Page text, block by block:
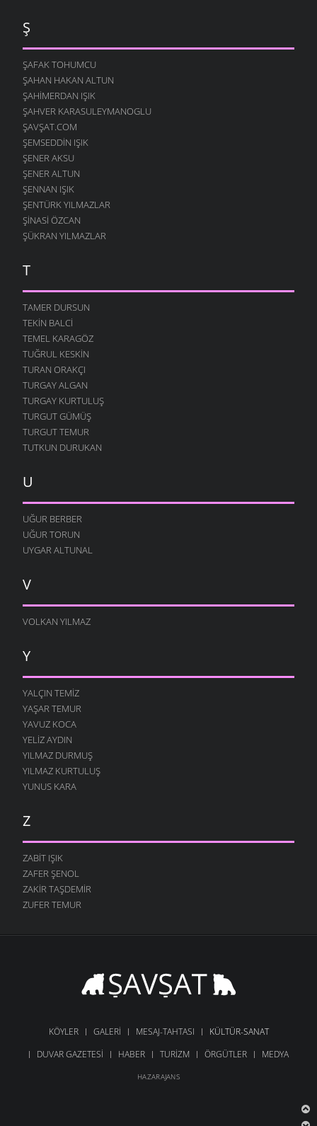
Ş
ŞAFAK TOHUMCU
ŞAHAN HAKAN ALTUN
ŞAHIMERDAN IŞIK
ŞAHVER KARASULEYMANOGLU
ŞAVŞAT.COM
ŞEMSEDDIN IŞIK
ŞENER AKSU
ŞENER ALTUN
ŞENNAN IŞIK
ŞENTÜRK YILMAZLAR
ŞINASI ÖZCAN
ŞÜKRAN YILMAZLAR
T
TAMER DURSUN
TEKIN BALCI
TEMEL KARAGÖZ
TUĞRUL KESKIN
TURAN ORAKÇI
TURGAY ALGAN
TURGAY KURTULUŞ
TURGUT GÜMÜŞ
TURGUT TEMUR
TUTKUN DURUKAN
U
UĞUR BERBER
UĞUR TORUN
UYGAR ALTUNAL
V
VOLKAN YILMAZ
Y
YALÇIN TEMIZ
YAŞAR TEMUR
YAVUZ KOCA
YELIZ AYDIN
YILMAZ DURMUŞ
YILMAZ KURTULUŞ
YUNUS KARA
Z
ZABIT IŞIK
ZAFER ŞENOL
ZAKIR TAŞDEMIR
ZUFER TEMUR
KÖYLER GALERI MESAJ-TAHTASI
KÜLTÜR-SANAT
DUVAR GAZETESI
HABER TURIZM ÖRGÜTLER MEDYA
HAZARAJANS